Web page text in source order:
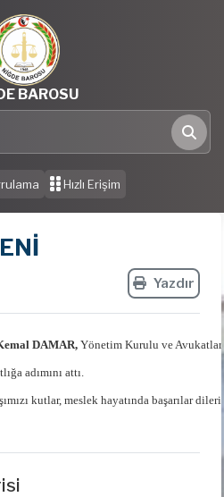
BAROSU
Ara
Hızlı Erişim
Yazdır
DAMAR, Yönetim Kurulu ve
adımını attı.
kutlar, meslek hayatında başarılar